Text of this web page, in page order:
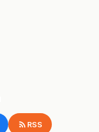
RSS